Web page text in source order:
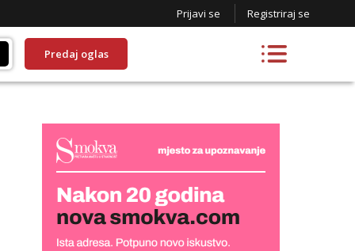
Prijavi se Registriraj se
Predaj oglas